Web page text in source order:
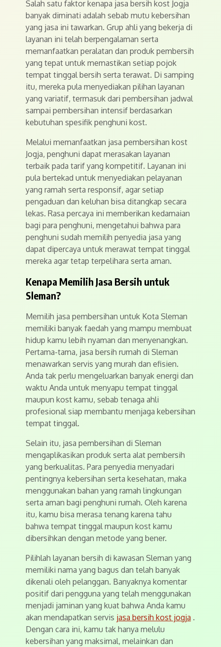
Salah satu faktor kenapa jasa bersih kost Jogja
banyak diminati adalah sebab mutu kebersihan
yang jasa ini tawarkan. Grup ahli yang bekerja di
layanan ini telah berpengalaman serta
memanfaatkan peralatan dan produk pembersih
yang tepat untuk memastikan setiap pojok
tempat tinggal bersih serta terawat. Di samping
itu, mereka pula menyediakan pilihan layanan
yang variatif, termasuk dari pembersihan jadwal
sampai pembersihan intensif berdasarkan
kebutuhan spesifik penghuni kost.
Melalui memanfaatkan jasa pembersihan kost
Jogja, penghuni dapat merasakan layanan
terbaik pada tarif yang kompetitif. Layanan ini
pula bertekad untuk menyediakan pelayanan
yang ramah serta responsif, agar setiap
pengaduan dan keluhan bisa ditangkap secara
lekas. Rasa percaya ini memberikan kedamaian
bagi para penghuni, mengetahui bahwa para
penghuni sudah memilih penyedia jasa yang
dapat dipercaya untuk merawat tempat tinggal
mereka agar tetap terpelihara serta aman.
Kenapa Memilih Jasa Bersih untuk
Sleman?
Memilih jasa pembersihan untuk Kota Sleman
memiliki banyak faedah yang mampu membuat
hidup kamu lebih nyaman dan menyenangkan.
Pertama-tama, jasa bersih rumah di Sleman
menawarkan servis yang murah dan efisien.
Anda tak perlu mengeluarkan banyak energi dan
waktu Anda untuk menyapu tempat tinggal
maupun kost kamu, sebab tenaga ahli
profesional siap membantu menjaga kebersihan
tempat tinggal.
Selain itu, jasa pembersihan di Sleman
mengaplikasikan produk serta alat pembersih
yang berkualitas. Para penyedia menyadari
pentingnya kebersihan serta kesehatan, maka
menggunakan bahan yang ramah lingkungan
serta aman bagi penghuni rumah. Oleh karena
itu, kamu bisa merasa tenang karena tahu
bahwa tempat tinggal maupun kost kamu
dibersihkan dengan metode yang bener.
Pilihlah layanan bersih di kawasan Sleman yang
memiliki nama yang bagus dan telah banyak
dikenali oleh pelanggan. Banyaknya komentar
positif dari pengguna yang telah menggunakan
menjadi jaminan yang kuat bahwa Anda kamu
akan mendapatkan servis jasa bersih kost jogja .
Dengan cara ini, kamu tak hanya melulu
kebersihan yang maksimal, melainkan dan